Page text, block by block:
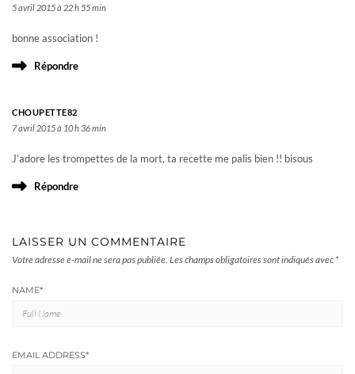
5 avril 2015 à 22 h 55 min
bonne association !
Répondre
CHOUPETTE82
7 avril 2015 à 10 h 36 min
J’adore les trompettes de la mort, ta recette me palis bien !! bisous
Répondre
LAISSER UN COMMENTAIRE
Votre adresse e-mail ne sera pas publiée. Les champs obligatoires sont indiqués avec *
NAME*
EMAIL ADDRESS*